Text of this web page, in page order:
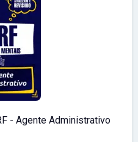
- Agente Administrativo